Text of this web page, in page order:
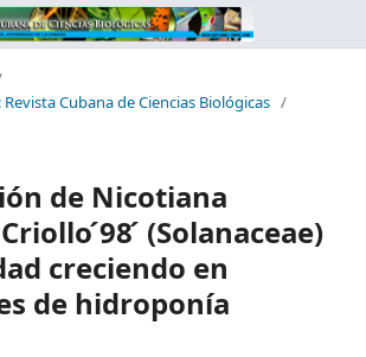
Cubana de Ciencias Biológicas /
de Nicotiana
́98 ́ (Solanaceae)
creciendo en
de hidroponía